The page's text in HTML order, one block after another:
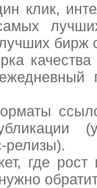
клик,
бирж
релизы).
где